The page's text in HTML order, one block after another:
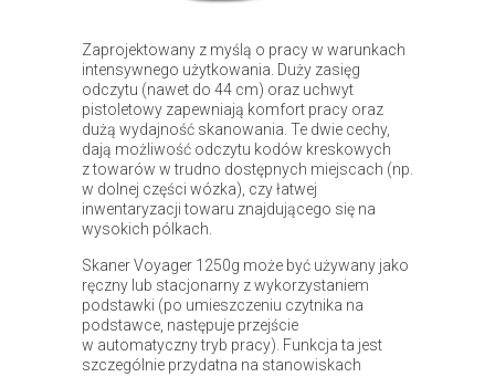
Zaprojektowany z myślą o pracy w warunkach
intensywnego użytkowania. Duży zasięg
odczytu (nawet do 44 cm) oraz uchwyt
pistoletowy zapewniają komfort pracy oraz
dużą wydajność skanowania. Te dwie cechy,
dają możliwość odczytu kodów kreskowych
z towarów w trudno dostępnych miejscach (np.
w dolnej części wózka), czy łatwej
inwentaryzacji towaru znajdującego się na
wysokich pólkach.
Skaner Voyager 1250g może być używany jako
ręczny lub stacjonarny z wykorzystaniem
podstawki (po umieszczeniu czytnika na
podstawce, następuje przejście
w automatyczny tryb pracy). Funkcja ta jest
szczególnie przydatna na stanowiskach